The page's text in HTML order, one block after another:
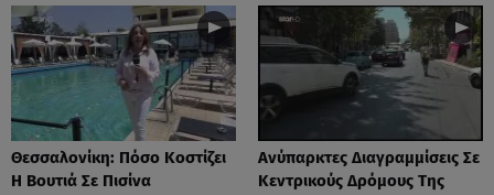
Θεσσαλονίκη: Πόσο Κοστίζει
Η Βουτιά Σε Πισίνα
Ανύπαρκτες Διαγραμμίσεις Σε
Κεντρικούς Δρόμους Της